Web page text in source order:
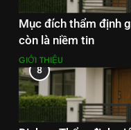
Mục đích thẩm định
còn là niềm tin
GIỚI THIỆU
8